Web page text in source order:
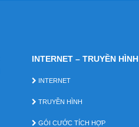
INTERNET – TRUYỀN HÌNH
INTERNET
TRUYỀN HÌNH
GÓI CƯỚC TÍCH HỢP